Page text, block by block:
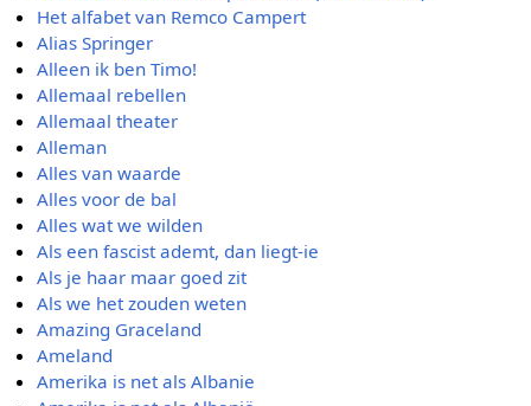
Het alfabet van Remco Campert
Alias Springer
Alleen ik ben Timo!
Allemaal rebellen
Allemaal theater
Alleman
Alles van waarde
Alles voor de bal
Alles wat we wilden
Als een fascist ademt, dan liegt-ie
Als je haar maar goed zit
Als we het zouden weten
Amazing Graceland
Ameland
Amerika is net als Albanie